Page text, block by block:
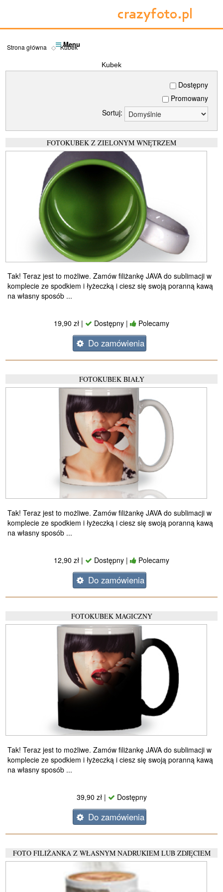
Menu
Strona główna Kubek
Kubek
Dostępny
Promowany
Sortuj:
FOTOKUBEK Z ZIELONYM WNĘTRZEM
Tak! Teraz jest to możliwe. Zamów filiżankę JAVA do sublimacji w
komplecie ze spodkiem i łyżeczką i ciesz się swoją poranną kawą
na własny sposób ...
19,90 zł | Dostępny | Polecamy
Do zamówienia
FOTOKUBEK BIAŁY
Tak! Teraz jest to możliwe. Zamów filiżankę JAVA do sublimacji w
komplecie ze spodkiem i łyżeczką i ciesz się swoją poranną kawą
na własny sposób ...
12,90 zł | Dostępny | Polecamy
Do zamówienia
FOTOKUBEK MAGICZNY
Tak! Teraz jest to możliwe. Zamów filiżankę JAVA do sublimacji w
komplecie ze spodkiem i łyżeczką i ciesz się swoją poranną kawą
na własny sposób ...
39,90 zł | Dostępny
Do zamówienia
FOTO FILIŻANKA Z WŁASNYM NADRUKIEM LUB ZDJĘCIEM